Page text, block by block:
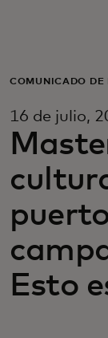
Para
Para el
Para
COMUNICADO DE
16 de julio,
Esto